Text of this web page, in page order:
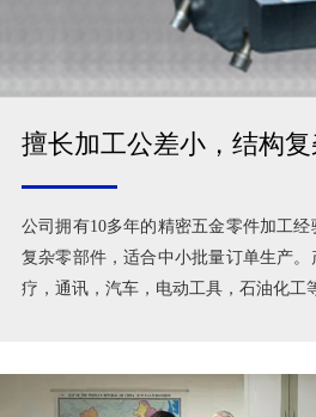
擅长加工公差小，结构
公司拥有10多年的精密五金零件加工
复杂零部件，适合中小批量订单生产
疗，通讯，汽车，电动工具，石油化工